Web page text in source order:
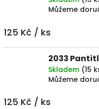
Můžeme
125 Kč / ks
2033
Skladem (15
Můžeme
125 Kč / ks